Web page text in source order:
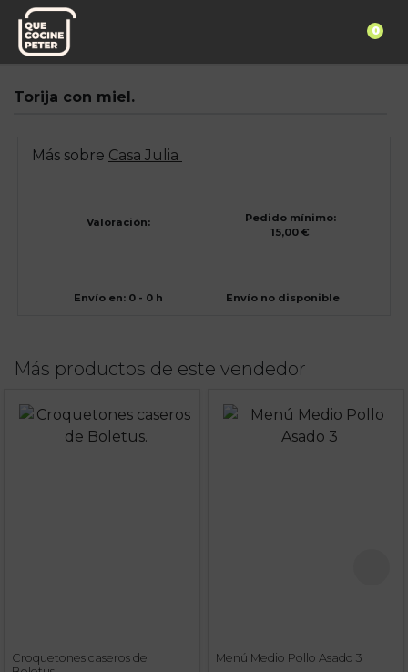
0
Pedido express
Torija con miel.
Más sobre Casa Julia
Valoración:
Pedido mínimo:
15,00 €
Envío en: 0 - 0 h Envío no disponible
Más productos de este vendedor
Croquetones caseros de
Menú Medio Pollo Asado 3